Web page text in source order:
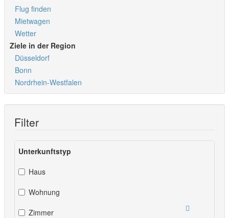
Flug finden
Mietwagen
Wetter
Ziele in der Region
Düsseldorf
Bonn
Nordrhein-Westfalen
Filter
Unterkunftstyp
Haus
Wohnung
Zimmer